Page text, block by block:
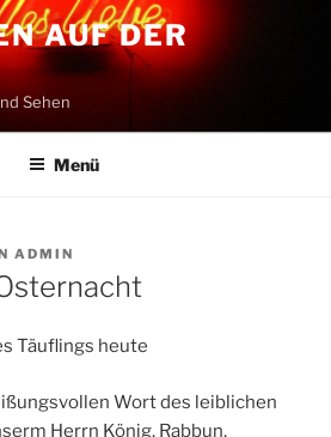
AUF DER
Sehen
Menü
ADMIN
Täuflings heute
Wort des leiblichen
Herrn König, Rabbun,